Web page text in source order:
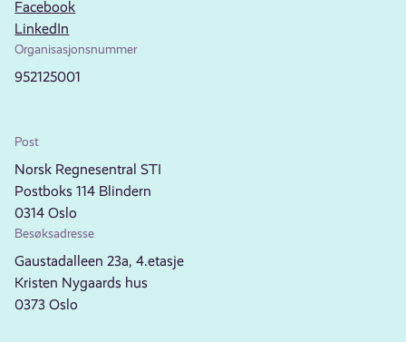
Facebook
LinkedIn
Organisasjonsnummer
952125001
Post
Norsk Regnesentral STI
Postboks 114 Blindern
0314 Oslo
Besøksadresse
Gaustadalleen 23a, 4.etasje
Kristen Nygaards hus
0373 Oslo